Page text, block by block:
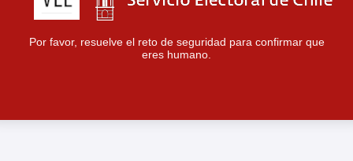
Por favor, resuelve el reto de seguridad para confirmar que
eres humano.